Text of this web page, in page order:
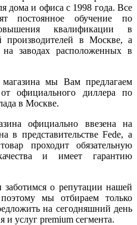
дома и офиса с 1998 года. Все
постоянное обучение по
квалификации в
производителей в Москве, а
заводах расположенных в
мы Вам предлагаем
официального диллера по
в Москве.
официально ввезена на
в представительстве Fede, а
проходит обязательную
и имеет гарантию
о репутации нашей
мы отбираем только
на сегодняшний день
и услуг premium сегмента.